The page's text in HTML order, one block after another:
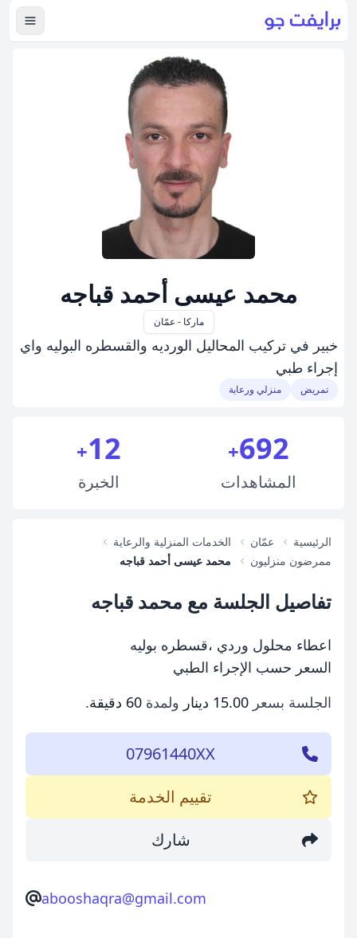
عرض
محمد عيسى أحمد قباجه
ماركا - عمّان
خبير في تركيب المحاليل الورديه والقسطره البوليه واي
إجراء طبي
تمريض منزلي ورعاية
692
+
المشاهدات
12
+
الخبرة
الرئيسية عمّان
الخدمات المنزلية والرعاية
ممرضون منزليون
محمد عيسى أحمد قباجه
تفاصيل الجلسة مع محمد قباجه
اعطاء محلول وردي ،قسطره بوليه
السعر حسب الإجراء الطبي
الجلسة بسعر 15.00 دينار ولمدة 60 دقيقة .
07961440XX
تقييم الخدمة
شارك
abooshaqra@gmail.com